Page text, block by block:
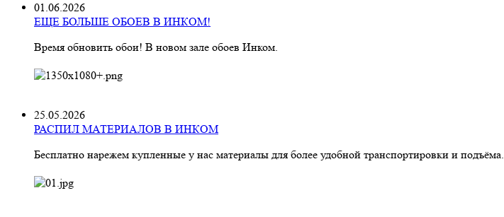
01.06.2026
ЕЩЕ БОЛЬШЕ ОБОЕВ В ИНКОМ!
Время обновить обои! В новом зале обоев Инком.
25.05.2026
РАСПИЛ МАТЕРИАЛОВ В ИНКОМ
Бесплатно нарежем купленные у нас материалы для более удобной транспортировки и подъёма.